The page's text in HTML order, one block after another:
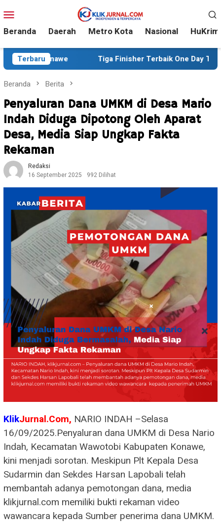
ke
kontenMobile
Beranda Daerah Metro Kota Nasional HuKrim
TerbaruTiga Finisher Terbaik One Day Trail Adventure Liwu
Beranda Berita
Penyaluran Dana UMKM di Desa Mario
Indah Diduga Dipotong Oleh Aparat
Desa, Media Siap Ungkap Fakta
Rekaman
Redaksi
16 September 2025
992 Dilihat
KlikJurnal.Com, NARIO INDAH –Selasa
16/09/2025.Penyaluran dana UMKM di Desa Nario
Indah, Kecamatan Wawotobi Kabupaten Konawe,
kini menjadi sorotan. Meskipun Plt Kepala Desa
Sudarmin dan Sekdes Harsan Lapobali telah
membantah adanya pemotongan dana, media
klikjurnal.com memiliki bukti rekaman video
wawancara kepada Sumber penerima dana UMKM.